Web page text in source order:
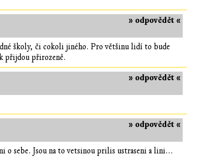
» odpovědět «
školy, či cokoli jiného. Pro většinu lidí to bude
přijdou přirozeně.
» odpovědět «
» odpovědět «
o sebe. Jsou na to vetsinou prilis ustraseni a lini...